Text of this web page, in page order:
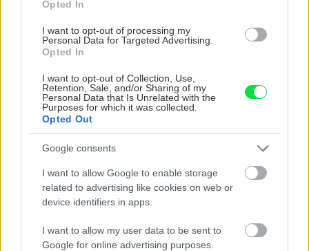
Opted In
I want to opt-out of processing my
Personal Data for Targeted Advertising.
Opted In
I want to opt-out of Collection, Use,
Retention, Sale, and/or Sharing of my
Personal Data that Is Unrelated with the
Purposes for which it was collected.
Opted Out
Google consents
I want to allow Google to enable storage
related to advertising like cookies on web or
device identifiers in apps.
I want to allow my user data to be sent to
Google for online advertising purposes.
Chystáte sa zavárať kápiu? Táto chyba ju
premení na nevábne mäkkú hmotu